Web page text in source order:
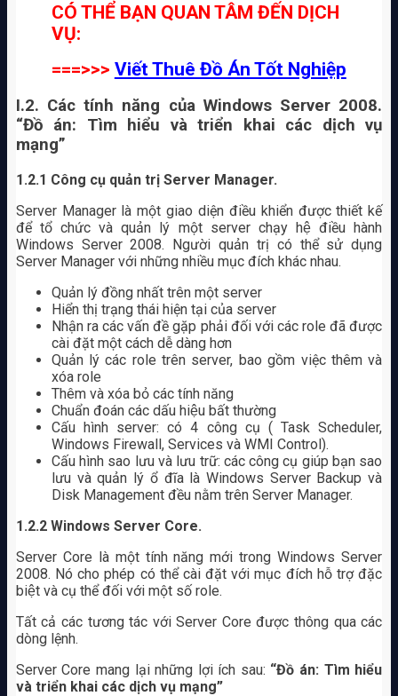
CÓ THỂ BẠN QUAN TÂM ĐẾN DỊCH
VỤ:
===>>> Viết Thuê Đồ Án Tốt Nghiệp
I.2. Các tính năng của Windows Server 2008.
“Đồ án: Tìm hiểu và triển khai các dịch vụ
mạng”
1.2.1 Công cụ quản trị Server Manager.
Server Manager là một giao diện điều khiển được thiết kế
để tổ chức và quản lý một server chạy hệ điều hành
Windows Server 2008. Người quản trị có thể sử dụng
Server Manager với những nhiều mục đích khác nhau.
Quản lý đồng nhất trên một server
Hiển thị trạng thái hiện tại của server
Nhận ra các vấn đề gặp phải đối với các role đã được
cài đặt một cách dễ dàng hơn
Quản lý các role trên server, bao gồm việc thêm và
xóa role
Thêm và xóa bỏ các tính năng
Chuẩn đoán các dấu hiệu bất thường
Cấu hình server: có 4 công cụ ( Task Scheduler,
Windows Firewall, Services và WMI Control).
Cấu hình sao lưu và lưu trữ: các công cụ giúp bạn sao
lưu và quản lý ổ đĩa là Windows Server Backup và
Disk Management đều nằm trên Server Manager.
1.2.2 Windows Server Core.
Server Core là một tính năng mới trong Windows Server
2008. Nó cho phép có thể cài đặt với mục đích hỗ trợ đặc
biệt và cụ thể đối với một số role.
Tất cả các tương tác với Server Core được thông qua các
dòng lệnh.
Server Core mang lại những lợi ích sau: “Đồ án: Tìm hiểu
và triển khai các dịch vụ mạng”